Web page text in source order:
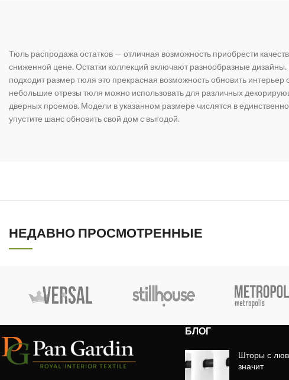
Тюль распродажа остатков — отличная возможность приобрести
сниженной цене. Остатки коллекций включают разнообразные
подходит размер тюля это прекрасная возможность обновить интерьер
небольшие отрезы тюля можно использовать для различных
дверных проемов. Модели в указанном размере числятся в
упустите шанс обновить свой дом с выгодой.
НЕДАВНО ПРОСМОТРЕННЫЕ
БЛОГ
Шторы с
значит